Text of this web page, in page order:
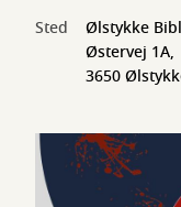
Sted
Ølstykke
Østervej 1A,
3650